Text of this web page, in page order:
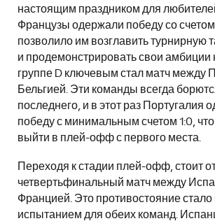
настоящим праздником для
Французы одержали победу со счетом
позволило им возглавить турнирную
и продемонстрировать свои амбиции
группе D ключевым стал матч между
Бельгией. Эти команды всегда
последнего, и в этот раз Португалия
победу с минимальным счетом 1:0,
выйти в плей-офф с первого места.
Переходя к стадии плей-офф, стоит
четвертьфинальный матч между
Францией. Это противостояние
испытанием для обеих команд.